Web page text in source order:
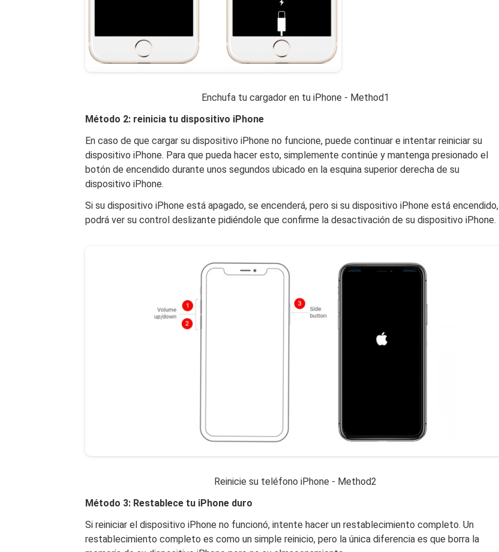
Enchufa tu cargador en tu iPhone - Method1
Método 2: reinicia tu dispositivo iPhone
En caso de que cargar su dispositivo iPhone no funcione, puede continuar e intentar reiniciar su
dispositivo iPhone. Para que pueda hacer esto, simplemente continúe y mantenga presionado el
botón de encendido durante unos segundos ubicado en la esquina superior derecha de su
dispositivo iPhone.
Si su dispositivo iPhone está apagado, se encenderá, pero si su dispositivo iPhone está encendido,
podrá ver su control deslizante pidiéndole que confirme la desactivación de su dispositivo iPhone.
Reinicie su teléfono iPhone - Method2
Método 3: Restablece tu iPhone duro
Si reiniciar el dispositivo iPhone no funcionó, intente hacer un restablecimiento completo. Un
restablecimiento completo es como un simple reinicio, pero la única diferencia es que borra la